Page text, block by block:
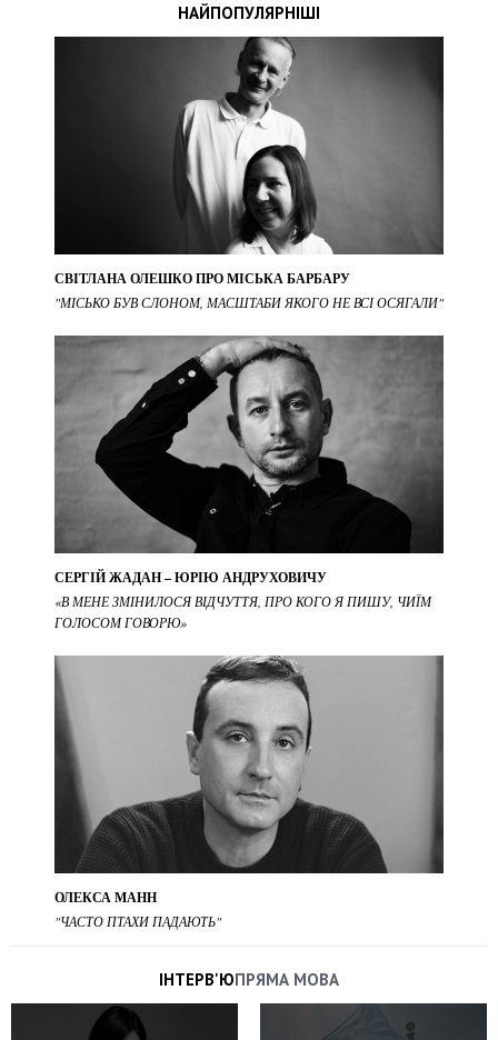
НАЙПОПУЛЯРНІШІ
СВІТЛАНА ОЛЕШКО ПРО МІСЬКА БАРБАРУ
"МІСЬКО БУВ СЛОНОМ, МАСШТАБИ ЯКОГО НЕ ВСІ ОСЯГАЛИ"
СЕРГІЙ ЖАДАН – ЮРІЮ АНДРУХОВИЧУ
«В МЕНЕ ЗМІНИЛОСЯ ВІДЧУТТЯ, ПРО КОГО Я ПИШУ, ЧИЇМ
ГОЛОСОМ ГОВОРЮ»
ОЛЕКСА МАНН
"ЧАСТО ПТАХИ ПАДАЮТЬ"
ІНТЕРВ'ЮПРЯМА МОВА